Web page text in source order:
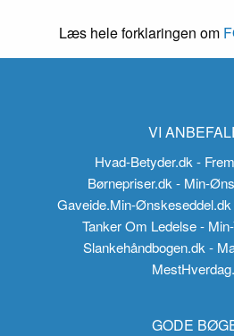
Læs hele forklaringen om
VI
Hvad-Betyder.dk-
Børnepriser.dk - Min-
Gaveide.Min-Ønskeseddel.dk
Tanker Om Ledelse-
Slankehåndbogen.dk -
GODE